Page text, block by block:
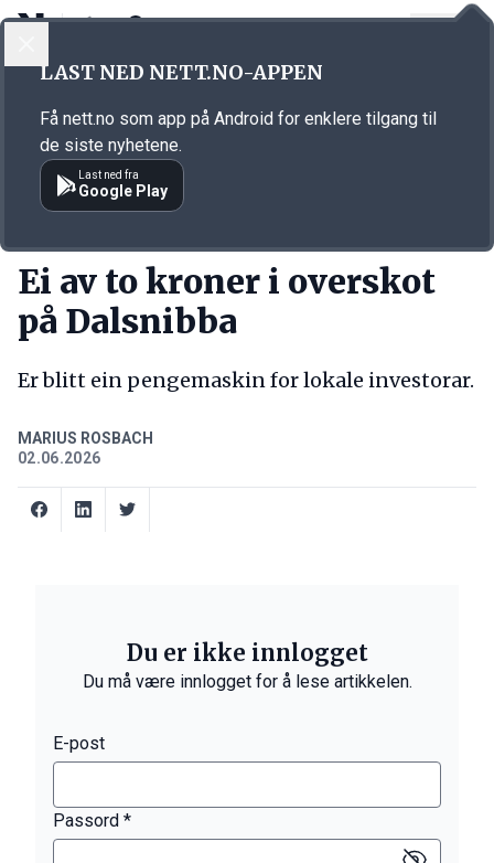
Annonsørinnhold
Ei av to kroner i overskot
på Dalsnibba
Er blitt ein pengemaskin for lokale investorar.
MARIUS ROSBACH
02.06.2026
Du er ikke innlogget
Du må være innlogget for å lese artikkelen.
E-post
Passord *
LAST NED NETT.NO-APPEN
Få nett.no som app på Android for enklere tilgang til
de siste nyhetene.
Last ned fra
Google Play